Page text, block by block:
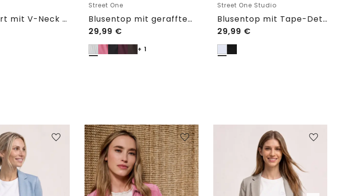
Blusenshirt mit V-Neck und Rüschen
Street One
Blusentop mit gerafftem Rundhals
29,99 €
+ 1
Street One Studio
Blusentop mit Tape-Detail am Saum
29,99 €